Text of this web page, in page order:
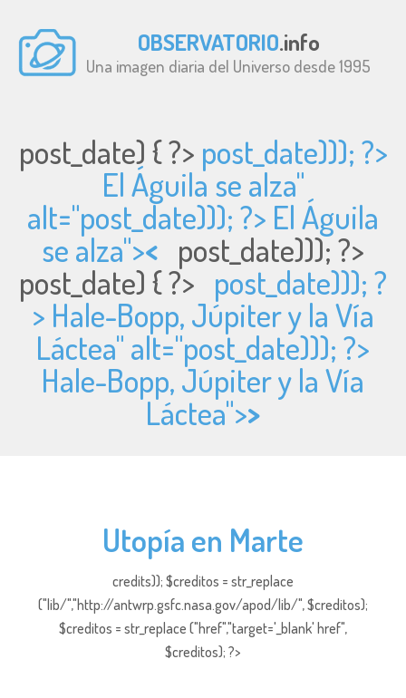
OBSERVATORIO.info
Una imagen diaria del Universo desde 1995
post_date) { ?> post_date))); ?>
El Águila se alza"
alt="post_date))); ?> El Águila
se alza">< post_date))); ?>
post_date) { ?> post_date))); ?
> Hale-Bopp, Júpiter y la Vía
Láctea" alt="post_date))); ?>
Hale-Bopp, Júpiter y la Vía
Láctea">>
Utopía en Marte
credits)); $creditos = str_replace
("lib/","http://antwrp.gsfc.nasa.gov/apod/lib/", $creditos);
$creditos = str_replace ("href","target='_blank' href",
$creditos); ?>